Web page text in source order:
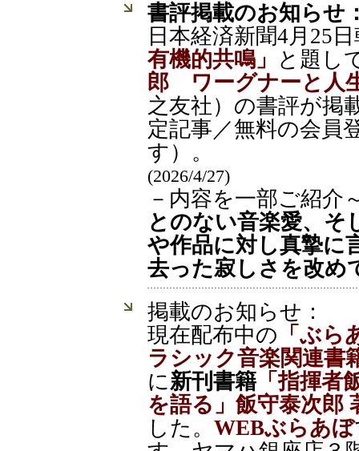
書評掲載のお知らせ
日本経済新聞4月25
有機的共鳴」
と題し
郎 ワーグナーと人
之友社）の書評が掲
定記事／無料の会員
す）。
(2026/4/27)
－内容を一部ご紹介
とのない音楽愛、そ
や作品に対し真摯に
去った寂しさを改め
掲載のお知らせ：
現在配布中の 「ぶら
ラシック音楽関連書
に新刊書籍 「指揮
を語る」飯守泰次郎
した。 WEBぶらあぼ